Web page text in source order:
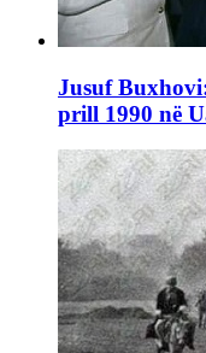
Jusuf
prill 1990 në